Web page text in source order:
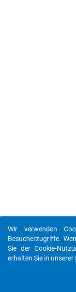
Wir verwenden
Besucherzugriffe.
Sie der Cookie-
erhalten Sie in unserer